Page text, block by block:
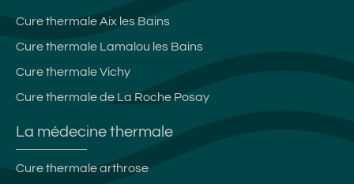
Cure thermale Aix les Bains
Cure thermale Lamalou les Bains
Cure thermale Vichy
Cure thermale de La Roche Posay
La médecine thermale
Cure thermale arthrose